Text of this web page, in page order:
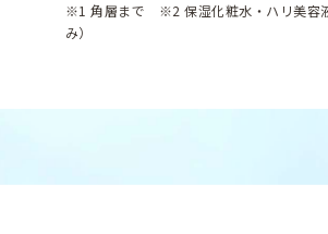
※1 角層まで​ ※2 保湿化粧水・ハリ美容
み）